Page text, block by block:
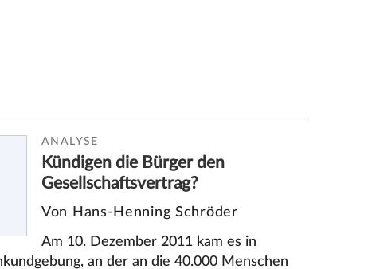
ANALYSE
Kündigen die Bürger den
Gesellschaftsvertrag?
Von Hans-Henning Schröder
Am 10. Dezember 2011 kam es in
an der an die 40.000 Menschen